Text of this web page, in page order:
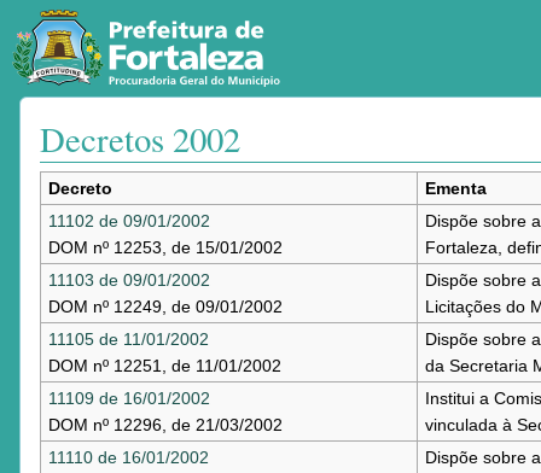
Decretos 2002
Ir para:navegação,pesquisa
Decreto
Ementa
11102 de 09/01/2002
DOM nº 12253, de 15/01/2002
Dispõe sobre
Fortaleza,
11103 de 09/01/2002
DOM nº 12249, de 09/01/2002
Dispõe sobre
Licitações do
11105 de 11/01/2002
DOM nº 12251, de 11/01/2002
Dispõe sobre
da Secretaria
11109 de 16/01/2002
DOM nº 12296, de 21/03/2002
Institui a
vinculada à
11110 de 16/01/2002
Dispõe sobre